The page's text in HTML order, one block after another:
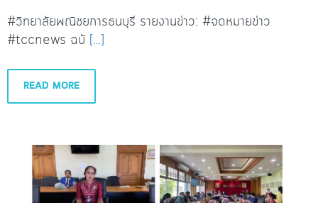
#วิทยาลัยพณิชยการธนบุรี รายงานข่าว: #จดหมายข่าว
#tccnews ฉบั […]
READ MORE